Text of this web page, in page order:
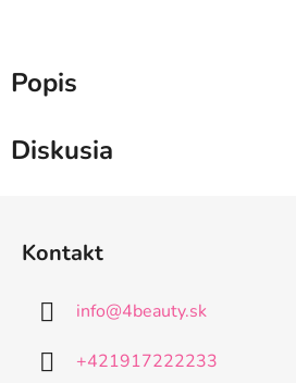
Popis
Diskusia
Kontakt
info@4beauty.sk
+421917222233